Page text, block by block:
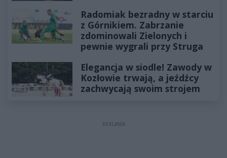
Radomiak bezradny w starciu
z Górnikiem. Zabrzanie
zdominowali Zielonych i
pewnie wygrali przy Struga
Elegancja w siodle! Zawody w
Kozłowie trwają, a jeźdźcy
zachwycają swoim strojem
REKLAMA